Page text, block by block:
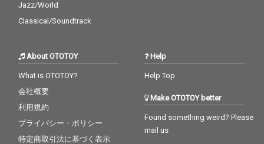
Jazz/World
Classical/Soundtrack
About OTOTOY
What is OTOTOY?
会社概要
利用規約
プライバシー・ポリシー
特定商取引法に基づく表示
Help
Help Top
Make OTOTOY better
Found something weird? Please
mail us